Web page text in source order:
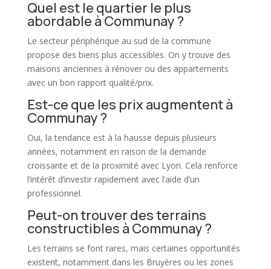
Quel est le quartier le plus
abordable à Communay ?
Le secteur périphérique au sud de la commune
propose des biens plus accessibles. On y trouve des
maisons anciennes à rénover ou des appartements
avec un bon rapport qualité/prix.
Est-ce que les prix augmentent à
Communay ?
Oui, la tendance est à la hausse depuis plusieurs
années, notamment en raison de la demande
croissante et de la proximité avec Lyon. Cela renforce
l’intérêt d’investir rapidement avec l’aide d’un
professionnel.
Peut-on trouver des terrains
constructibles à Communay ?
Les terrains se font rares, mais certaines opportunités
existent, notamment dans les Bruyères ou les zones